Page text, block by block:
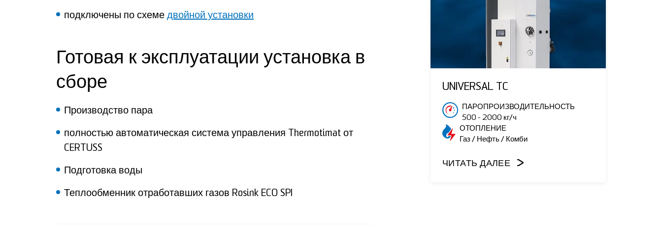
подключены по схеме двойной установки
Готовая к эксплуатации установка в
сборе
Производство пара
полностью автоматическая система управления Thermotimat от
CERTUSS
Подготовка воды
Теплообменник отработавших газов Rosink ECO SPI
UNIVERSAL TC
ПАРОПРОИЗВОДИТЕЛЬНОСТЬ
500 - 2000 кг/ч
ОТОПЛЕНИЕ
Газ / Нефть / Комби
ЧИТАТЬ ДАЛЕЕ